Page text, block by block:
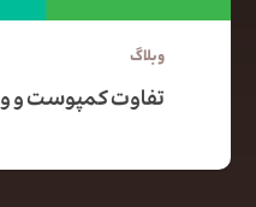
وبلاگ
تفاوت کمپوست